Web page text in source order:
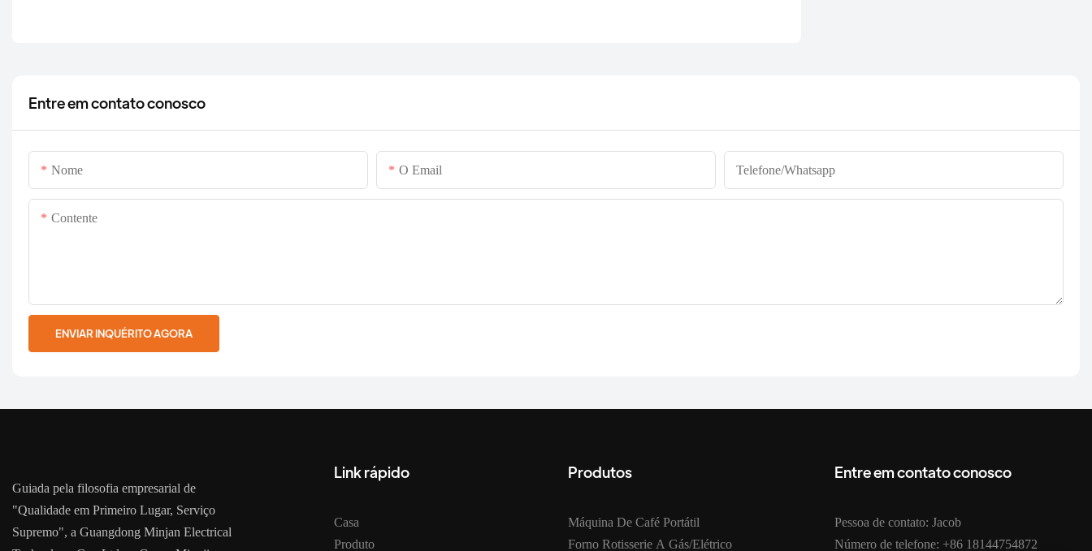
Entre em contato conosco
Nome O Email Telefone/whatsapp
Contente
ENVIAR INQUÉRITO AGORA
Guiada pela filosofia empresarial de
"Qualidade em Primeiro Lugar, Serviço
Supremo", a Guangdong Minjan Electrical
Link rápido
Casa
Produto
Produtos
Máquina De Café Portátil
Forno Rotisserie A Gás/elétrico
Entre em contato conosco
Pessoa de contato: Jacob
Número de telefone: +86 18144754872